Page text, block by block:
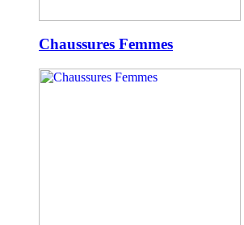
Chaussures Femmes